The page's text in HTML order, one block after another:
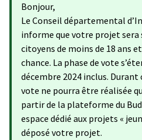
Bonjour,
Le Conseil départemental
informe que votre projet sera
citoyens de moins de 18 ans
chance. La phase de vote
décembre 2024 inclus.
vote ne pourra être réalisée
partir de la plateforme du
espace dédié aux projets «
déposé votre projet.